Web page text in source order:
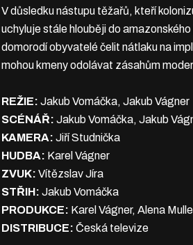
V důsledku nástupu těžařů, kteří
uchyluje stále hlouběji do
domorodí obyvatelé čelit nátlaku na
mohou kmeny odolávat zásahům
REŽIE: Jakub Vomáčka, Jakub Vágner
SCÉNÁŘ: Jakub Vomáčka, Jakub
KAMERA: Jiří Studnička
HUDBA: Karel Vágner
ZVUK: Vítězslav Jíra
STŘIH: Jakub Vomáčka
PRODUKCE: Karel Vágner, Alena
DISTRIBUCE: Česká televize